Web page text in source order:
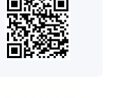
வார்த்தைகள்:
சீர்கேட்டினை